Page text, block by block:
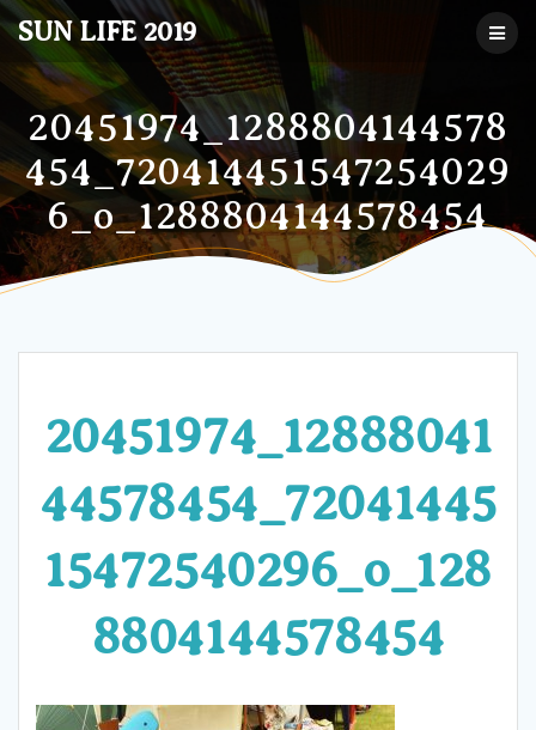
ン
ン
ツ
へ
ス
キ
ッ
プ
SUN LIFE 2019
20451974_1288804144578
454_720414451547254029
6_o_1288804144578454
20451974_12888041
44578454_72041445
15472540296_o_128
8804144578454